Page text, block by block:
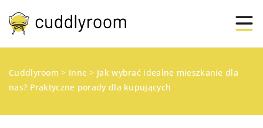
Cuddlyroom > Inne > Jak wybrać idealne mieszkanie dla
nas? Praktyczne porady dla kupujących